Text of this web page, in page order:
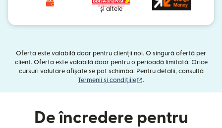
și altele
Oferta este valabilă doar pentru clienții noi. O singură ofertă per
client. Oferta este valabilă doar pentru o perioadă limitată. Orice
cursuri valutare afișate se pot schimba. Pentru detalii, consultă
Termenii și condițiile
.
De încredere pentru